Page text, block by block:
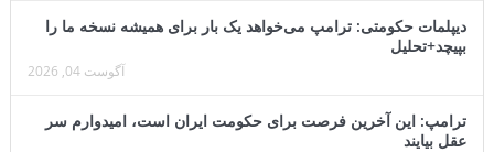
دیپلمات حکومتی: ترامپ می‌خواهد یک بار برای همیشه نسخه ما را
بپیچد+تحلیل
آگوست 04, 2026
ترامپ: این آخرین فرصت برای حکومت ایران است، امیدوارم سر
عقل بیایند